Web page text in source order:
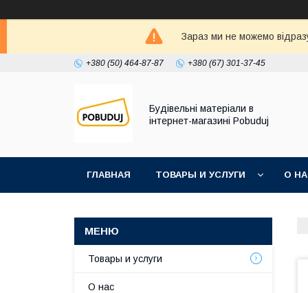
Зараз ми не можемо
+380 (50) 464-87-87 +380 (67) 301-37-45
Будівельні матеріали в
інтернет-магазині Pobuduj
ГЛАВНАЯ ТОВАРЫ И УСЛУГИ О
Товары и услуги
О нас